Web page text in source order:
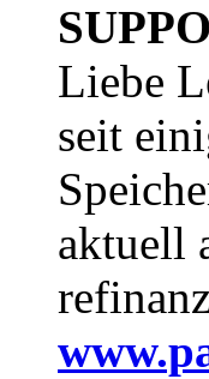
Liebe
seit
aktuell